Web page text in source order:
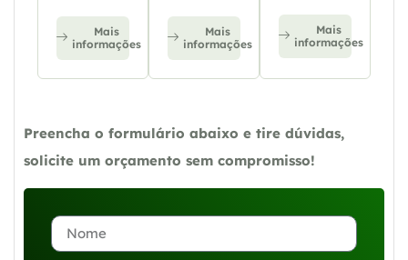
Mais
informações
Mais
informações
Mais
informações
Preencha o formulário abaixo e tire dúvidas,
solicite um orçamento sem compromisso!